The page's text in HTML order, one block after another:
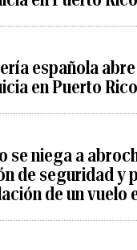
española
en Puerto Rico
se niega a
de seguridad y
de un vuelo